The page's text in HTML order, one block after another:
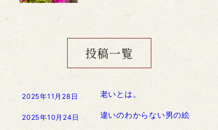
投稿一覧
2025年11月28日 老いとは。
2025年10月24日 違いのわからない男の絵